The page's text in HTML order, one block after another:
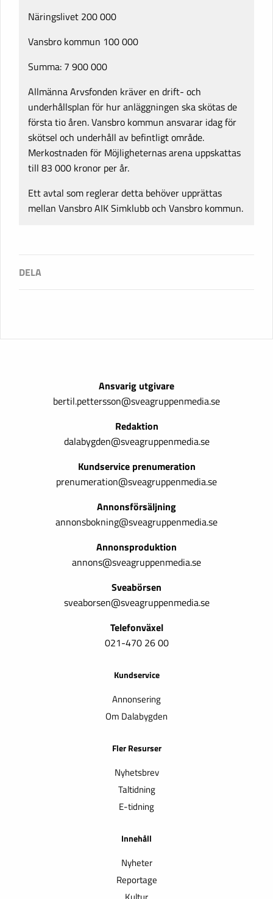
Näringslivet 200 000
Vansbro kommun 100 000
Summa: 7 900 000
Allmänna Arvsfonden kräver en drift- och
underhållsplan för hur anläggningen ska skötas de
första tio åren. Vansbro kommun ansvarar idag för
skötsel och underhåll av befintligt område.
Merkostnaden för Möjligheternas arena uppskattas
till 83 000 kronor per år.
Ett avtal som reglerar detta behöver upprättas
mellan Vansbro AIK Simklubb och Vansbro kommun.
Ansvarig utgivare
bertil.pettersson@sveagruppenmedia.se
Redaktion
dalabygden@sveagruppenmedia.se
Kundservice prenumeration
prenumeration@sveagruppenmedia.se
Annonsförsäljning
annonsbokning@sveagruppenmedia.se
Annonsproduktion
annons@sveagruppenmedia.se
Sveabörsen
sveaborsen@sveagruppenmedia.se
Telefonväxel
021-470 26 00
Kundservice
Annonsering
Om Dalabygden
Fler Resurser
Nyhetsbrev
Taltidning
E-tidning
Innehåll
Nyheter
Reportage